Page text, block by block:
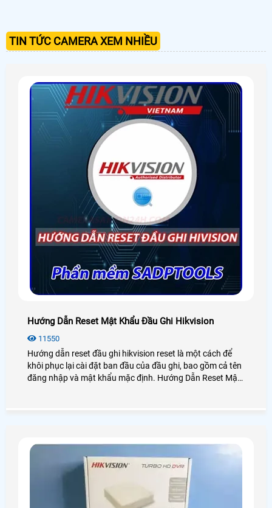
TIN TỨC CAMERA XEM NHIỀU
Hướng Dẫn Reset Mật Khẩu Đầu Ghi Hikvision
11550
Hướng dẫn reset đầu ghi hikvision reset là một cách để
khôi phục lại cài đặt ban đầu của đầu ghi, bao gồm cả tên
đăng nhập và mật khẩu mặc định. Hướng Dẫn Reset Mật